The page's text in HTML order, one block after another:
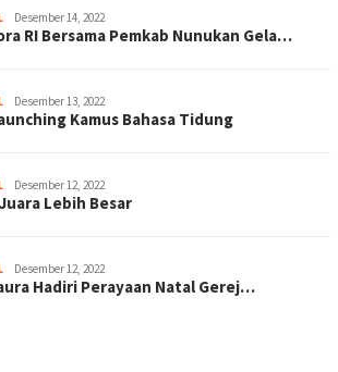
Desember 14, 2022
RI Bersama Pemkab Nunukan Gela…
Desember 13, 2022
Kamus Bahasa Tidung
Desember 12, 2022
Lebih Besar
Desember 12, 2022
Hadiri Perayaan Natal Gerej…